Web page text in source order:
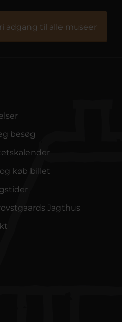
adgang til alle museer
besøg
køb billet
Jagthus